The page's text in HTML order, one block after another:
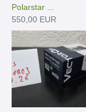
Polarstar ...
550,00 EUR